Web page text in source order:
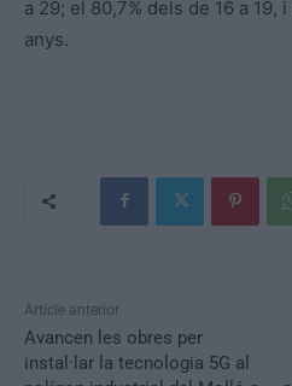
a 29; el 80,7% dels de 16 a 19,
anys.
Article anterior
Avancen les obres per
instal·lar la tecnologia 5G al